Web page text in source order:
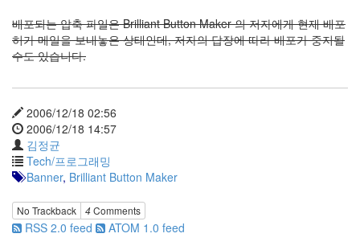
배포되는 압축 파일은 Brilliant Button Maker 의 저자에게 현재 배포
허가 메일을 보내놓은 상태인데, 저자의 답장에 따라 배포가 중지될
수도 있습니다.
2006/12/18 02:56
2006/12/18 14:57
김정균
Tech/프로그래밍
Banner, Brilliant Button Maker
No Trackback 4Comments
RSS 2.0 feed ATOM 1.0 feed
11
둘
째
고
일
지
3
Tech
143
안
녕
리
눅